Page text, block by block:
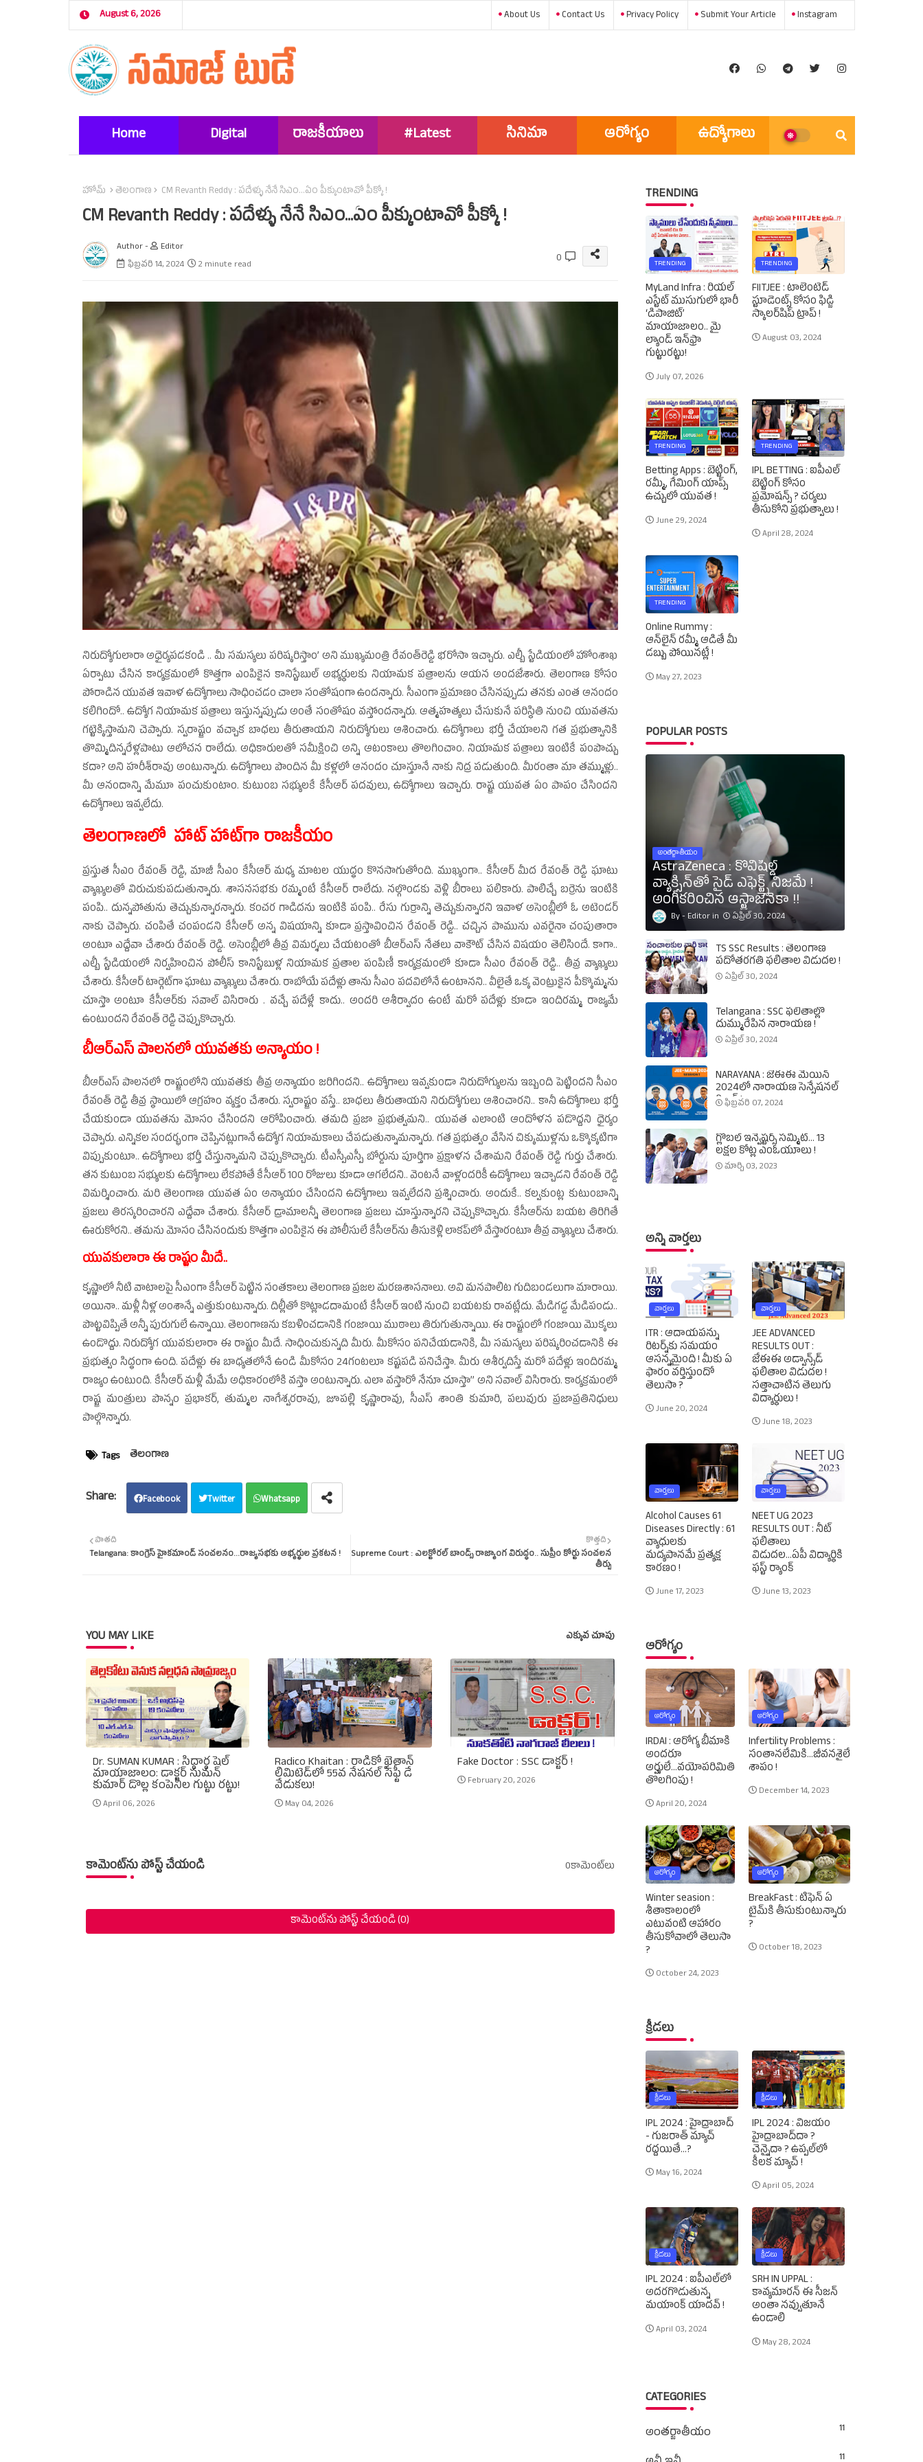
August 6, 2026 About Us Contact Us Privacy Policy Submit Your Article Instagram
Home
Digital
రాజకీయాలు
#Latest
సినిమా ఆరోగ్యం ఉద్యోగాలు అన్ని వార్తలు
హోమ్ తెలంగాణ CM Revanth Reddy : పదేళ్ళు నేనే సిఎం...ఏం పీక్కుంటావో పీక్కో !
CM Revanth Reddy : పదేళ్ళు నేనే సిఎం...ఏం పీక్కుంటావో పీక్కో !
Author -
Editor
ఫిబ్రవరి 14, 2024
2 minute read 0
నిరుద్యోగులారా అధైర్యపడకండి .. మీ సమస్యలు పరిష్కరిస్తాం’ అని ముఖ్యమంత్రి రేవంత్‌రెడ్డి భరోసా ఇచ్చారు. ఎల్బీ స్టేడియంలో హోంశాఖ
ఏర్పాటు చేసిన కార్యక్రమంలో కొత్తగా ఎంపికైన కానిస్టేబుల్‌ అభ్యర్థులకు నియామక పత్రాలను ఆయన అందజేశారు. తెలంగాణ కోసం
పోరాడిన యువత ఇవాళ ఉద్యోగాలు సాధించడం చాలా సంతోషంగా ఉందన్నారు. సీఎంగా ప్రమాణం చేసినప్పుడు తనకు ఎంత ఆనందం
కలిగిందో.. ఉద్యోగ నియామక పత్రాలు ఇస్తున్నప్పుడు అంతే సంతోషం వస్తోందన్నారు. ఆత్మహత్యలు చేసుకునే పరిస్థితి నుంచి యువతను
గట్టెక్కిస్తామని చెప్పారు. స్వరాష్ట్రం వచ్చాక బాధలు తీరుతాయని నిరుద్యోగులు ఆశించారు. ఉద్యోగాలు భర్తీ చేయాలని గత ప్రభుత్వానికి
తొమ్మిదిన్నరేళ్లపాటు ఆలోచన రాలేదు. అధికారులతో సమీక్షించి అన్ని ఆటంకాలు తొలగించాం. నియామక పత్రాలు ఇంటికే పంపొచ్చు
కదా? అని హరీశ్‌రావు అంటున్నారు. ఉద్యోగాలు పొందిన మీ కళ్లలో ఆనందం చూస్తూనే నాకు నిద్ర పడుతుంది. మీరంతా మా తమ్ముళ్లు..
మీ ఆనందాన్ని మేమూ పంచుకుంటాం. కుటుంబ సభ్యులకే కేసీఆర్‌ పదవులు, ఉద్యోగాలు ఇచ్చారు. రాష్ట్ర యువత ఏం పాపం చేసిందని
ఉద్యోగాలు ఇవ్వలేదు.
తెలంగాణలో హాట్‌ హాట్‌గా రాజకీయం
ప్రస్తుత సీఎం రేవంత్‌ రెడ్డి, మాజీ సీఎం కేసీఆర్‌ మధ్య మాటల యుద్ధం కొనసాగుతోంది. ముఖ్యంగా.. కేసీఆర్‌ మీద రేవంత్‌ రెడ్డి ఘాటు
వ్యాఖ్యలతో విరుచుకుపడుతున్నారు. శాసనసభకు రమ్మంటే కేసీఆర్‌ రాలేదు. నల్గొండకు వెళ్లి బీరాలు పలికారు. పాలిచ్చే బర్రెను ఇంటికి
పంపి.. దున్నపోతును తెచ్చుకున్నారన్నారు. కంచర గాడిదను ఇంటికి పంపి.. రేసు గుర్రాన్ని తెచ్చుకున్నారని ఇవాళ అసెంబ్లీలో ఓ అటెండర్‌
నాకు చెప్పారు. చంపితే చంపండని కేసీఆర్‌ అన్న విషయాన్ని కూడా ప్రస్తావించిన రేవంత్‌ రెడ్డి.. చచ్చిన పామును ఎవరైనా చంపుతారా
అంటూ ఎద్దేవా చేశారు రేవంత్‌ రెడ్డి. అసెంబ్లీలో తీవ్ర విమర్శలు చేయటంతో బీఆర్‌ఎస్‌ నేతలు వాకౌట్‌ చేసిన విషయం తెలిసిందే. కాగా..
ఎల్బీ స్టేడియంలో నిర్వహించిన పోలీస్‌ కానిస్టేబుళ్ల నియామక ప్రతాల పంపిణీ కార్యక్రమంలో కూడా సీఎం రేవంత్‌ రెడ్డి.. తీవ్ర వ్యాఖ్యలు
చేశారు. కేసీఆర్‌ టార్గెట్‌గా ఘాటు వ్యాఖ్యలు చేశారు. రాబోయే పదేళ్లు తాను సీఎం పదవిలోనే ఉంటానని.. వీలైతే ఒక్క వెంట్రుకైన పీక్కొమ్మను
చూస్తా అంటూ కేసీఆర్‌కు సవాల్‌ విసిరారు . వచ్చే పదేళ్లే కాదు.. అందరి ఆశీర్వాదం ఉంటే మరో పదేళ్లు కూడా ఇందిరమ్మ రాజ్యమే
ఉంటుందని రేవంత్‌ రెడ్డి చెప్పుకొచ్చారు.
బీఆర్‌ఎస్‌ పాలనలో యువతకు అన్యాయం !
బీఆర్‌ఎస్‌ పాలనలో రాష్ట్రంలోని యువతకు తీవ్ర అన్యాయం జరిగిందని.. ఉద్యోగాలు ఇవ్వకుండా నిరుదోగ్యులను ఇబ్బంది పెట్టిందని సీఎం
రేవంత్‌ రెడ్డి తీవ్ర స్థాయిలో ఆగ్రహం వ్యక్తం చేశారు. స్వరాష్ట్రం వస్తే.. బాధలు తీరుతాయని నిరుద్యోగులు ఆశించారని.. కానీ ఉద్యోగాలు భర్తీ
చేయకుండా యువతను మోసం చేసిందని ఆరోపించారు. తమది ప్రజా ప్రభుత్వమని.. యువత ఎలాంటి ఆందోళన పడొద్దని ధైర్యం
చెప్పారు. ఎన్నికల సందర్భంగా చెప్పినట్లుగానే ఉద్యోగ నియామకాలు చేపడుతున్నామన్నారు. గత ప్రభుత్వం వేసిన చిక్కుముళ్లను ఒక్కొక్కటిగా
విప్పుకుంటూ.. ఉద్యోగాలు భర్తీ చేస్తున్నామని చెప్పుకొచ్చారు. టీఎస్పీఎస్పీ బోర్డును పూర్తిగా ప్రక్షాళన చేశామని రేవంత్‌ రెడ్డి గుర్తు చేశారు.
తన కుటుంబ సభ్యులకు ఉద్యోగాలు లేకపోతే కేసీఆర్‌ 100 రోజులు కూడా ఆగలేదని.. వెంటనే వాళ్లందరికీ ఉద్యోగాలు ఇచ్చాడని రేవంత్‌ రెడ్డి
విమర్శించారు. మరి తెలంగాణ యువత ఏం అన్యాయం చేసిందని ఉద్యోగాలు ఇవ్వలేదని ప్రశ్నించారు. అందుకే.. కల్వకుంట్ల కుటుంబాన్ని
ప్రజలు తిరస్కరించారని ఎద్దేవా చేశారు. కేసీఆర్‌ డ్రామాలన్నీ తెలంగాణ ప్రజలు చూస్తున్నారని చెప్పుకొచ్చారు. కేసీఆర్‌ను బయట తిరిగితే
ఊరుకోరని.. తమను మోసం చేసినందుకు కొత్తగా ఎంపికైన ఈ పోలీసులే కేసీఆర్‌ను తీసుకెళ్లి లాకప్‌లో వేస్తారంటూ తీవ్ర వ్యాఖ్యలు చేశారు.
యువకులారా ఈ రాష్ట్రం మీదే..
కృష్ణాలో నీటి వాటాలపై సీఎంగా కేసీఆర్‌ పెట్టిన సంతకాలు తెలంగాణ ప్రజల మరణశాసనాలు. అవి మనపాలిట గుదిబండలుగా మారాయి.
అయినా.. మళ్లీ నీళ్ల అంశాన్నే ఎత్తుకుంటున్నారు. దిల్లీతో కొట్లాడదామంటే కేసీఆర్‌ ఇంటి నుంచి బయటకు రావట్లేదు. మేడిగడ్డ మేడిపండు..
పొట్టవిప్పితే అన్నీ పురుగులే ఉన్నాయి. తెలంగాణను కబళించడానికి గంజాయి ముఠాలు తిరుగుతున్నాయి. ఈ రాష్ట్రంలో గంజాయి మొక్కలు
ఉండొద్దు. నిరుద్యోగ యువకులారా ఈ రాష్ట్రం మీదే. సాధించుకున్నది మీరు. మీకోసం పనిచేయడానికి, మీ సమస్యలు పరిష్కరించడానికి ఈ
ప్రభుత్వం సిద్ధంగా ఉంది. పదేళ్లు ఈ బాధ్యతలోనే ఉండి మీకోసం 24గంటలూ కష్టపడి పనిచేస్తా. మీరు ఆశీర్వదిస్తే మరో పదేళ్లు ఇందిరమ్మ
రాజ్యం ఉంటుంది. కేసీఆర్‌ మళ్లీ మేమే అధికారంలోకి వస్తా అంటున్నారు. ఎలా వస్తారో నేనూ చూస్తా’’ అని సవాల్‌ విసిరారు. కార్యక్రమంలో
రాష్ట్ర మంత్రులు పొన్నం ప్రభాకర్‌, తుమ్మల నాగేశ్వరరావు, జూపల్లి కృష్ణారావు, సీఎస్‌ శాంతి కుమారి, పలువురు ప్రజాప్రతినిధులు
పాల్గొన్నారు.
Tags తెలంగాణ
Facebook Twitter Whatsapp
కొత్తది
Supreme Court : ఎలక్టోరల్‌ బాండ్స్‌ రాజ్యాంగ విరుద్ధం.. సుప్రీం కోర్టు సంచలన
తీర్పు
పాతది
Telangana: కాంగ్రెస్‌ హైకమాండ్‌ సంచలనం...రాజ్యసభకు అభ్యర్థుల ప్రకటన !
YOU MAY LIKE ఎక్కువ చూపు
Dr. SUMAN KUMAR : సిద్ధార్థ షెల్
మాయాజాలం: డాక్టర్ సుమన్
కుమార్ డొల్ల కంపెనీల గుట్టు రట్టు!
April 06, 2026
Radico Khaitan : రాడికో ఖైతాన్
లిమిటెడ్‌లో 55వ నేషనల్ సేఫ్టీ డే
వేడుకలు!
May 04, 2026
Fake Doctor : SSC డాక్టర్ !
February 20, 2026
కామెంట్‌ను పోస్ట్ చేయండి 0కామెంట్‌లు
కామెంట్‌ను పోస్ట్ చేయండి (0)
TRENDING
TRENDING
MyLand Infra : రియల్
ఎస్టేట్ ముసుగులో భారీ
‘డిపాజిట్’
మాయాజాలం.. మై
ల్యాండ్ ఇన్‌ఫ్రా
గుట్టురట్టు!
July 07, 2026
TRENDING
FIITJEE : టాలెంటెడ్‌
స్టూడెంట్స్‌ కోసం ఫిడ్జి
స్కాలర్‌షిప్‌ ట్రాప్‌ !
August 03, 2024
TRENDING
Betting Apps : బెట్టింగ్‌,
రమ్మీ, గేమింగ్‌ యాప్స్‌
ఉచ్చులో యువత !
June 29, 2024
TRENDING
IPL BETTING : ఐపీఎల్‌
బెట్టింగ్‌ కోసం
ప్రమోషన్స్‌ ? చర్యలు
తీసుకోని ప్రభుత్వాలు !
April 28, 2024
TRENDING
Online Rummy :
ఆన్‌లైన్‌ రమ్మీ ఆడితే మీ
డబ్బు పోయినట్లే !
May 27, 2023
POPULAR POSTS
అంతర్జాతీయం
AstraZeneca : కోవిషీల్డ్‌
వ్యాక్సిన్‌తో సైడ్‌ ఎఫెక్ట్స్‌ నిజమే !
అంగీకరించిన ఆస్ట్రాజెనెకా !!
Editor ఏప్రిల్ 30, 2024
TS SSC Results : తెలంగాణ
పదోతరగతి ఫలితాల విడుదల !
ఏప్రిల్ 30, 2024
Telangana : SSC ఫలితాల్లో
దుమ్మురేపిన నారాయణ !
ఏప్రిల్ 30, 2024
NARAYANA : జేఈఈ మెయిన్‌
2024లో నారాయణ సెన్సేషనల్‌
రికార్డ్‌ !
ఫిబ్రవరి 07, 2024
గ్లోబల్‌ ఇన్వెష్టర్స్‌ సమ్మిట్‌... 13
లక్షల కోట్ల ఎంఓయూలు !
మార్చి 03, 2023
అన్ని వార్తలు
వార్తలు
ITR : ఆదాయపన్ను
రిటర్న్‌కు సమయం
ఆసన్నమైంది ! మీకు ఏ
ఫారం వర్తిస్తుందో
తెలుసా ?
June 20, 2024
వార్తలు
JEE ADVANCED
RESULTS OUT :
జేఈఈ అడ్వాన్స్‌డ్‌
ఫలితాల విడుదల !
సత్తాచాటిన తెలుగు
విద్యార్థులు !
June 18, 2023
వార్తలు
Alcohol Causes 61
Diseases Directly : 61
వ్యాధులకు
మద్యపానమే ప్రత్యక్ష
కారణం !
June 17, 2023
వార్తలు
NEET UG 2023
RESULTS OUT : నీట్‌
ఫలితాలు
విడుదల...ఏపీ విద్యార్థికి
ఫస్ట్‌ ర్యాంక్‌
June 13, 2023
ఆరోగ్యం
ఆరోగ్యం
IRDAI : ఆరోగ్య బీమాకి
అందరూ
అర్హులే...వయోపరిమితి
తొలగింపు !
April 20, 2024
ఆరోగ్యం
Infertility Problems :
సంతానలేమికి...జీవనశైలే
శాపం !
December 14, 2023
ఆరోగ్యం
Winter seasion :
శీతాకాలంలో
ఎటువంటి ఆహారం
తీసుకోవాలో తెలుసా
?
October 24, 2023
ఆరోగ్యం
BreakFast : టిఫెన్‌ ఏ
టైమ్‌కి తీసుకుంటున్నారు
?
October 18, 2023
క్రీడలు
క్రీడలు
IPL 2024 : హైద్రాబాద్‌
- గుజరాత్‌ మ్యాచ్‌
రద్దయితే...?
May 16, 2024
క్రీడలు
IPL 2024 : విజయం
హైద్రాబాద్‌దా ?
చెన్నైదా ? ఉప్పల్‌లో
కీలక మ్యాచ్‌ !
April 05, 2024
క్రీడలు
IPL 2024 : ఐపీఎల్‌లో
అదరగొడుతున్న
మయాంక్‌ యాదవ్‌ !
April 03, 2024
క్రీడలు
SRH IN UPPAL :
కావ్యమారన్‌ ఈ సీజన్‌
అంతా నవ్వుతూనే
ఉండాలి
May 28, 2024
CATEGORIES
అంతర్జాతీయం 11
11